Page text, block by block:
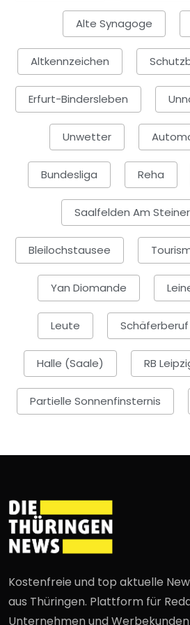
Alte Synagoge
Altkennzeichen
Erfurt-Bindersleben
Unwetter
Bundesliga Reha
Saalfelden Am
Bleilochstausee
Yan Diomande
Leute Schäferberuf
Halle (Saale) RB
Partielle Sonnenfinsternis
Kostenfreie und top aktuelle
aus Thüringen. Plattform für
Unternehmen und Werbekunden